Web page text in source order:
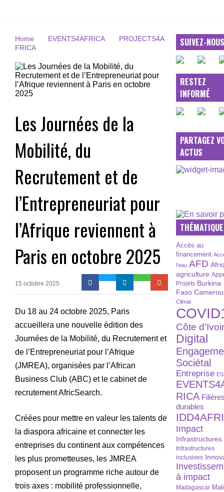
Home EVENTS4AFRICA
PROJECTS4A
FRICA
Les Journées de la
Mobilité, du
Recrutement et de
l’Entrepreneuriat pour
l’Afrique reviennent à
Paris en octobre 2025
15 octobre 2025
Du 18 au 24 octobre 2025, Paris
accueillera une nouvelle édition des
Journées de la Mobilité, du Recrutement et
de l’Entrepreneuriat pour l’Afrique
(JMREA), organisées par l’African
Business Club (ABC) et le cabinet de
recrutement AfricSearch.
Créées pour mettre en valeur les talents de
la diaspora africaine et connecter les
entreprises du continent aux compétences
les plus prometteuses, les JMREA
proposent un programme riche autour de
trois axes : mobilité professionnelle,
SUIVEZ-
RESTEZ
INFORMÉ
PARTAGEZ
ACTUS
Accès au
financement
l’eau AFD
agriculture
Projets Burkina
Faso
Climat
Côte
Digital
Sociétal
Entreprise
RICA
durables
Impact
Infrastructures
Infrastructures
inclusives
à impact
Madagascar Mali